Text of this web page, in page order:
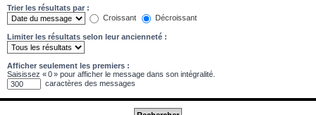
Trier les résultats par :
Croissant
Décroissant
Limiter les résultats selon leur ancienneté :
Afficher seulement les premiers :
Saisissez « 0 » pour afficher le message dans son intégralité.
caractères des messages